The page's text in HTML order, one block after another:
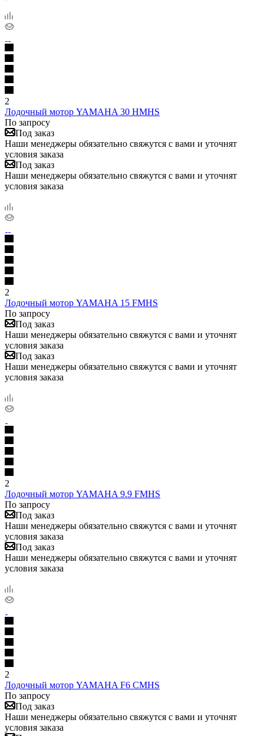
2
Лодочный мотор YAMAHA 30 HMHS
По запросу
Под заказ
Наши менеджеры обязательно свяжутся с вами и уточнят
условия заказа
Под заказ
Наши менеджеры обязательно свяжутся с вами и уточнят
условия заказа
2
Лодочный мотор YAMAHA 15 FMHS
По запросу
Под заказ
Наши менеджеры обязательно свяжутся с вами и уточнят
условия заказа
Под заказ
Наши менеджеры обязательно свяжутся с вами и уточнят
условия заказа
2
Лодочный мотор YAMAHA 9.9 FMHS
По запросу
Под заказ
Наши менеджеры обязательно свяжутся с вами и уточнят
условия заказа
Под заказ
Наши менеджеры обязательно свяжутся с вами и уточнят
условия заказа
2
Лодочный мотор YAMAHA F6 CMHS
По запросу
Под заказ
Наши менеджеры обязательно свяжутся с вами и уточнят
условия заказа